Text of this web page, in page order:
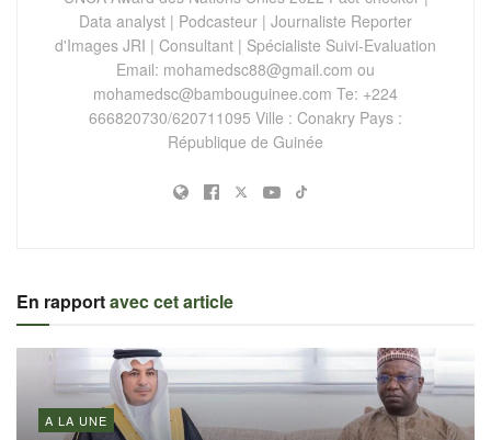
Data analyst | Podcasteur | Journaliste Reporter
d'Images JRI | Consultant | Spécialiste Suivi-Evaluation
Email: mohamedsc88@gmail.com ou
mohamedsc@bambouguinee.com Te: +224
666820730/620711095 Ville : Conakry Pays :
République de Guinée
En rapportavec cet article
A LA UNE